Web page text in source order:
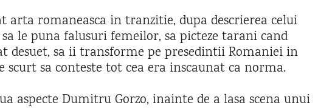
arta romaneasca in tranzitie, dupa descrierea celui
sa le puna falusuri femeilor, sa picteze tarani cand
desuet, sa ii transforme pe presedintii Romaniei in
scurt sa conteste tot cea era inscaunat ca norma.
aspecte Dumitru Gorzo, inainte de a lasa scena unui